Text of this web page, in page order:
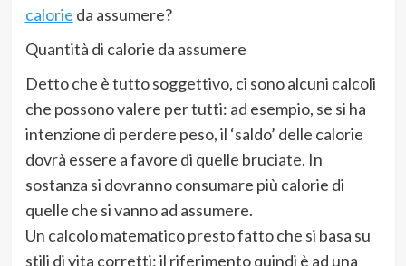
calorie da assumere?
Quantità di calorie da assumere
Detto che è tutto soggettivo, ci sono alcuni calcoli
che possono valere per tutti: ad esempio, se si ha
intenzione di perdere peso, il ‘saldo’ delle calorie
dovrà essere a favore di quelle bruciate. In
sostanza si dovranno consumare più calorie di
quelle che si vanno ad assumere.
Un calcolo matematico presto fatto che si basa su
stili di vita corretti: il riferimento quindi è ad una